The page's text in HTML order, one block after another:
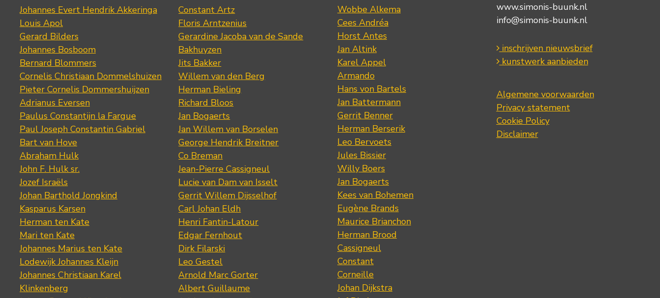
Johannes Evert Hendrik Akkeringa
Louis Apol
Gerard Bilders
Johannes Bosboom
Bernard Blommers
Cornelis Christiaan Dommelshuizen
Pieter Cornelis Dommershuijzen
Adrianus Eversen
Paulus Constantijn la Fargue
Paul Joseph Constantin Gabriel
Bart van Hove
Abraham Hulk
John F. Hulk sr.
Jozef Israëls
Johan Barthold Jongkind
Kasparus Karsen
Herman ten Kate
Mari ten Kate
Johannes Marius ten Kate
Lodewijk Johannes Kleijn
Johannes Christiaan Karel
Klinkenberg
Constant Artz
Floris Arntzenius
Gerardine Jacoba van de Sande
Bakhuyzen
Jits Bakker
Willem van den Berg
Herman Bieling
Richard Bloos
Jan Bogaerts
Jan Willem van Borselen
George Hendrik Breitner
Co Breman
Jean-Pierre Cassigneul
Lucie van Dam van Isselt
Gerrit Willem Dijsselhof
Carl Johan Eldh
Henri Fantin-Latour
Edgar Fernhout
Dirk Filarski
Leo Gestel
Arnold Marc Gorter
Albert Guillaume
Wobbe Alkema
Cees Andréa
Horst Antes
Jan Altink
Karel Appel
Armando
Hans von Bartels
Jan Battermann
Gerrit Benner
Herman Berserik
Leo Bervoets
Jules Bissier
Willy Boers
Jan Bogaerts
Kees van Bohemen
Eugène Brands
Maurice Brianchon
Herman Brood
Cassigneul
Constant
Corneille
Johan Dijkstra
www.simonis-buunk.nl
info@simonis-buunk.nl
inschrijven nieuwsbrief
kunstwerk aanbieden
Algemene voorwaarden
Privacy statement
Cookie Policy
Disclaimer